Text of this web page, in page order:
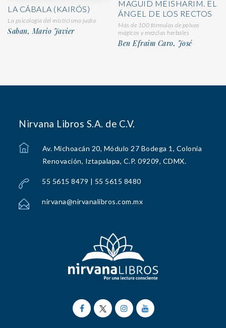
LA CÁBALA (KAIRÓS)
La psicología del misticismo judío
Saban, Mario Javier
MAGUID MEISHARIM. EL
ÁNGEL DE LOS RECTOS
Más de 100 fórmulas de polvos
mágicos y mezclas herbales
Ben Efraim Caro, José
Nirvana Libros S.A. de C.V.
Av. Michoacán 20, Módulo 27 Bodega 1, Colonia
Renovación, Iztapalapa, C.P. 09209, CDMX.
55 5615 8479 | 55 5615 8480
nirvana@nirvanalibros.com.mx